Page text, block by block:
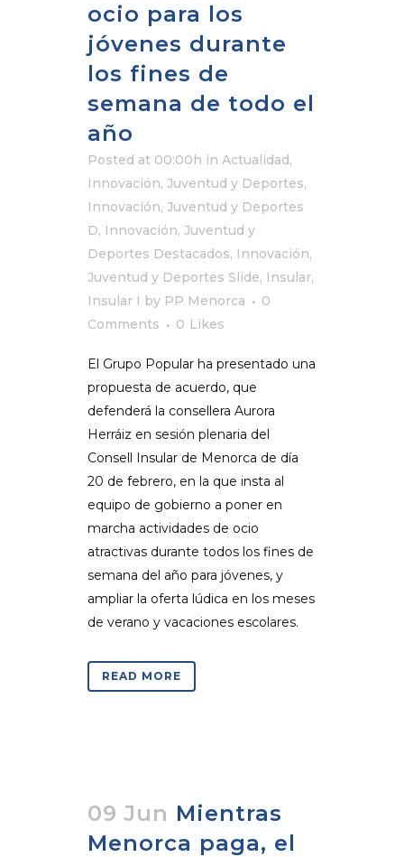
ocio para los
jóvenes durante
los fines de
semana de todo el
año
Posted at 00:00h in Actualidad,
Innovación, Juventud y Deportes,
Innovación, Juventud y Deportes
D, Innovación, Juventud y
Deportes Destacados, Innovación,
Juventud y Deportes Slide, Insular,
Insular I by PP Menorca
0
Comments
0 Likes
El Grupo Popular ha presentado una
propuesta de acuerdo, que
defenderá la consellera Aurora
Herráiz en sesión plenaria del
Consell Insular de Menorca de día
20 de febrero, en la que insta al
equipo de gobierno a poner en
marcha actividades de ocio
atractivas durante todos los fines de
semana del año para jóvenes, y
ampliar la oferta lúdica en los meses
de verano y vacaciones escolares.
READ MORE
09 Jun Mientras
Menorca paga, el